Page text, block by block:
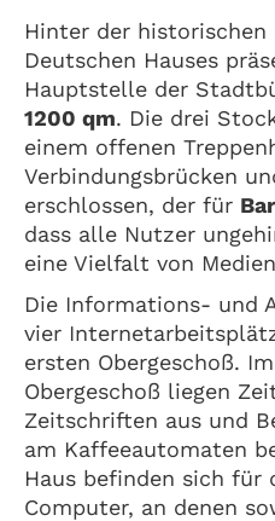
Hinter der historischen
Deutschen Hauses
Hauptstelle der
1200 qm. Die drei
einem offenen
Verbindungsbrücken
erschlossen, der für
dass alle Nutzer
eine Vielfalt von
Die Informations- und
vier
ersten Obergeschoß.
Obergeschoß liegen
Zeitschriften aus und
am Kaffeeautomaten
Haus befinden sich für
Computer, an denen